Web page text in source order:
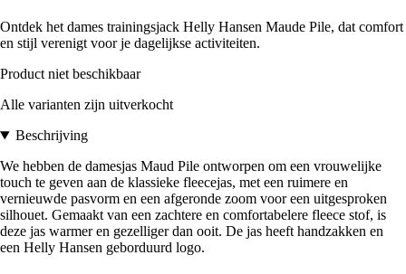
Ontdek het dames trainingsjack Helly Hansen Maude Pile, dat comfort
en stijl verenigt voor je dagelijkse activiteiten.
Product niet beschikbaar
Alle varianten zijn uitverkocht
Beschrijving
We hebben de damesjas Maud Pile ontworpen om een vrouwelijke
touch te geven aan de klassieke fleecejas, met een ruimere en
vernieuwde pasvorm en een afgeronde zoom voor een uitgesproken
silhouet. Gemaakt van een zachtere en comfortabelere fleece stof, is
deze jas warmer en gezelliger dan ooit. De jas heeft handzakken en
een Helly Hansen geborduurd logo.